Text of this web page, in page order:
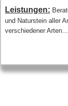
Leistungen:
und Naturstein aller
verschiedener Arten...